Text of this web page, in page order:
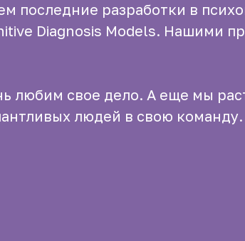
последние разработки в
Diagnosis Models. Нашими
любим свое дело. А еще мы
людей в свою команду.